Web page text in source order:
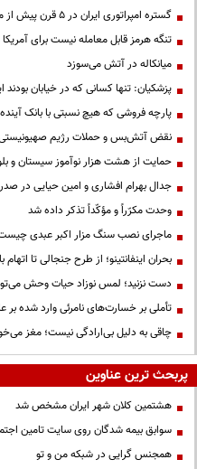
گستره امپراتوری ایران در ۵ قرن پیش از میلاد؛ تصویری از ایران ۲۵ قرن پیش
تنگه هرمز قابل معامله نیست برای آمریکا
میانکاله در آتش می‌سوزد
پزشکیان: تنها کسانی که در خیابان
پارچه فروشی که هیچ نسبتی با بانک آینده
نقض آتش‌بس و حملات رژیم صهیونیستی
حمایت از هشت هزار نوآموز سیستان و
جدال بهرام افشاری و امین حیایی در
وحدت مکرّراً و مؤکّداً تذکر داده شد
ماجرای نصب سنگ مزار اکبر عبدی
بحران اینفانتینو؛ از طرح جنجالی تا
دست نزنید؛ لمس نوزاد حیات وحش
تأملی بر خسارت‌های نامرئی وارد شده بر
چاقی به دلیل بی‌ارادگی نیست؛ مغز
پربحث ترین عناوین
هشتمین کلان شهر ایران مشخص شد
سوابق بیمه شدگان روی سایت تامین
همجنس گرایی در شبکه من و تو